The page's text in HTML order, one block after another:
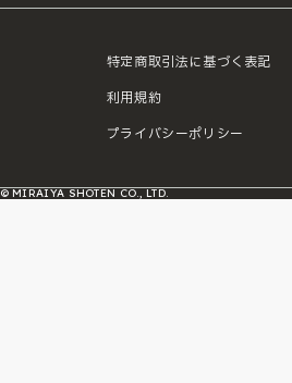
特定商取引法に基づく表記
利用規約
プライバシーポリシー
© MIRAIYA SHOTEN CO., LTD.